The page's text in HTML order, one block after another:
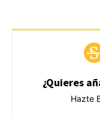
¿Quieres
Hazte